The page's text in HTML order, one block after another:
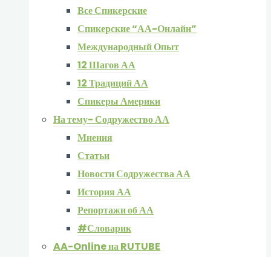
Все Спикерские
Спикерские “АА-Онлайн”
Международный Опыт
12 Шагов АА
12 Традиций АА
Спикеры Америки
На тему- Содружество АА
Мнения
Статьи
Новости Содружества АА
История АА
Репортажи об АА
#Словарик
AA-Online на RUTUBE